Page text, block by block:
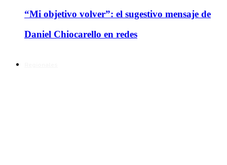
“Mi objetivo volver”: el sugestivo mensaje de
Daniel Chiocarello en redes